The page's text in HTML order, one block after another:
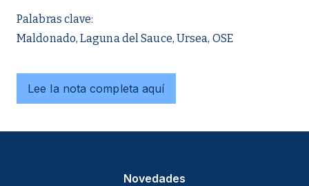
Palabras clave:
Maldonado, Laguna del Sauce, Ursea, OSE
Lee la nota completa aquí
Novedades